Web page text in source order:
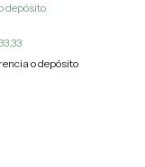
depósito
o depósito